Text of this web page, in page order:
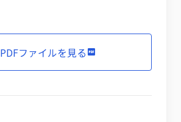
PDFファイルを見る